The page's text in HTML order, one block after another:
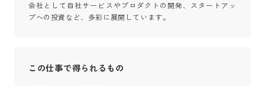
会社として自社サービスやプロダクトの開発、スタートアッ
プへの投資など、多彩に展開しています。
この仕事で得られるもの